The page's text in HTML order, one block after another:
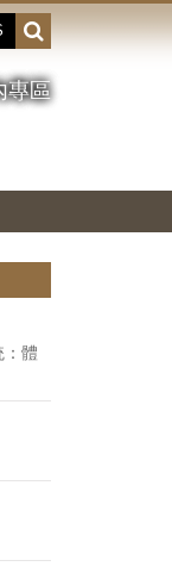
開
啟
或
收
專區
圖
結
：體